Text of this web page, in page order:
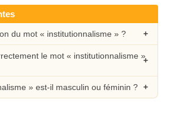
du mot « institutionnalisme » ?
le mot « institutionnalisme »
» est-il masculin ou féminin ?